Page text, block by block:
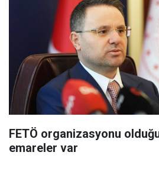
FETÖ organizasyonu
emareler var